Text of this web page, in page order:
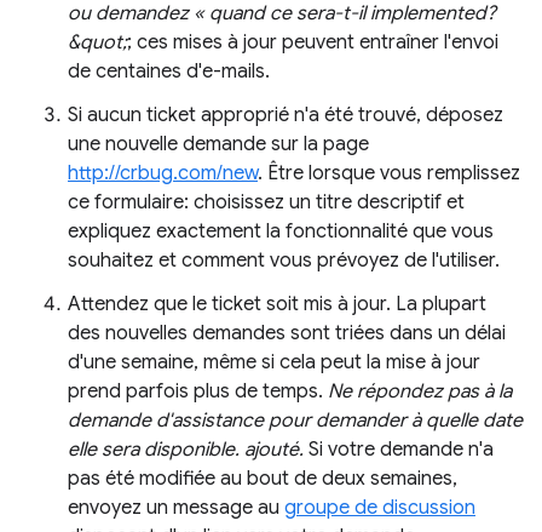
ou demandez « quand ce sera-t-il implemented?
&quot;; ces mises à jour peuvent entraîner l'envoi
de centaines d'e-mails.
Si aucun ticket approprié n'a été trouvé, déposez
une nouvelle demande sur la page
http://crbug.com/new. Être lorsque vous remplissez
ce formulaire: choisissez un titre descriptif et
expliquez exactement la fonctionnalité que vous
souhaitez et comment vous prévoyez de l'utiliser.
Attendez que le ticket soit mis à jour. La plupart
des nouvelles demandes sont triées dans un délai
d'une semaine, même si cela peut la mise à jour
prend parfois plus de temps. Ne répondez pas à la
demande d'assistance pour demander à quelle date
elle sera disponible. ajouté. Si votre demande n'a
pas été modifiée au bout de deux semaines,
envoyez un message au groupe de discussion